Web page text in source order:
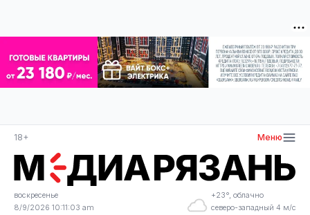
18+ Меню
воскресенье
8/9/2026 10:11:03 am
+23°, облачно
северо-западный 4 м/с